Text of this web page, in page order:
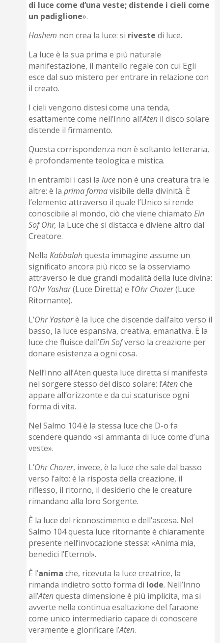
di luce come d’una veste; distende i cieli come
un padiglione».
Hashem non crea la luce: si riveste di luce.
La luce è la sua prima e più naturale
manifestazione, il mantello regale con cui Egli
esce dal suo mistero per entrare in relazione con
il creato.
I cieli vengono distesi come una tenda,
esattamente come nell’Inno all’Aten il disco solare
distende il firmamento.
Questa corrispondenza non è soltanto letteraria,
è profondamente teologica e mistica.
In entrambi i casi laluce non è una creatura tra le
altre: è laprimaformavisibile della divinità. È
l’elemento attraverso il quale l’Unico si rende
conoscibile al mondo, ciò che viene chiamatoEin
Sof Ohr, la Luce che si distacca e diviene altro dal
Creatore.
NellaKabbalahquesta immagine assume un
significato ancora più ricco se la osserviamo
attraverso le due grandi modalità della luce divina:
l’Ohr Yashar(Luce Diretta) e l’Ohr Chozer(Luce
Ritornante).
L’Ohr Yasharè la luce che discende dall’alto verso il
basso, la luce espansiva, creativa, emanativa. È la
luce che fluisce dall’Ein Sofverso la creazione per
donare esistenza a ogni cosa.
Nell’Inno all’Aten questa luce diretta si manifesta
nel sorgere stesso del disco solare: l’Atenche
appare all’orizzonte e da cui scaturisce ogni
forma di vita.
Nel Salmo 104 è la stessa luce che D-o fa
scendere quando «si ammanta di luce come d’una
veste».
L’Ohr Chozer, invece, è la luce che sale dal basso
verso l’alto: è la risposta della creazione, il
riflesso, il ritorno, il desiderio che le creature
rimandano alla loro Sorgente.
È la luce del riconoscimento e dell’ascesa. Nel
Salmo 104 questa luce ritornante è chiaramente
presente nell’invocazione stessa: «Anima mia,
benedici l’Eterno!».
È l’anima che, ricevuta la luce creatrice, la
rimanda indietro sotto forma di lode. Nell’Inno
all’Atenquesta dimensione è più implicita, ma si
avverte nella continua esaltazione del faraone
come unico intermediario capace di conoscere
veramente e glorificare l’Aten.